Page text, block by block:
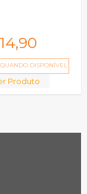
14,90
DISPONÍVEL
Produto